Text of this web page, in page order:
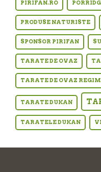
PIRIFAN.RO
PRODUSE NATURISTE
SPONSOR PIRIFAN
TARATE DE OVAZ
TARATE DE OVAZ
TARATE DUKAN
TARATELE DUKAN